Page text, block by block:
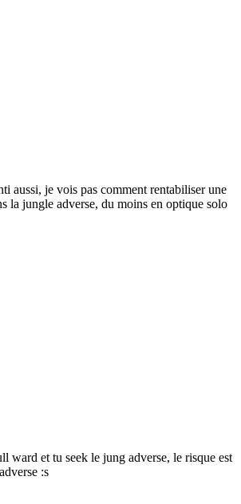
aussi, je vois pas comment rentabiliser une
la jungle adverse, du moins en optique solo
ward et tu seek le jung adverse, le risque est
:s